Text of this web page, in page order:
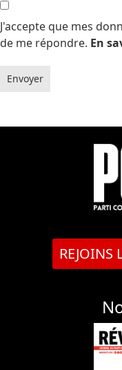
J'accepte que mes
de me répondre. En
Envoyer
REJOINS